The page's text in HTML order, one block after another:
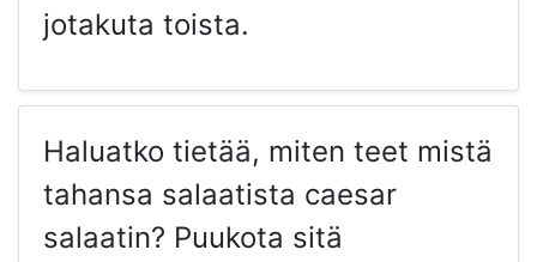
jotakuta toista.
Haluatko tietää, miten teet mistä
tahansa salaatista caesar
salaatin? Puukota sitä